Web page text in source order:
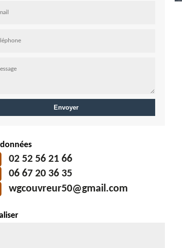
02 52 56 21 66
06 67 20 36 35
wgcouvreur50@gmail.com